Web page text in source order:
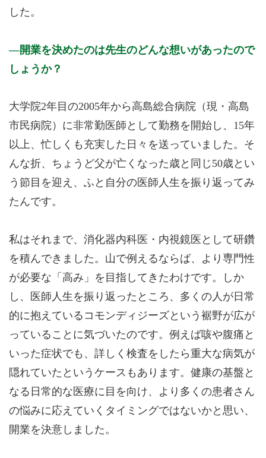
した。
開業を決めたのは先生のどんな想いがあったので
しょうか？
大学院2年目の2005年から高島総合病院（現・高島
市民病院）に非常勤医師として勤務を開始し、15年
以上、忙しくも充実した日々を送っていました。そ
んな折、ちょうど父が亡くなった歳と同じ50歳とい
う節目を迎え、ふと自分の医師人生を振り返ってみ
たんです。
私はそれまで、消化器内科医・内視鏡医として研鑽
を積んできました。山で例えるならば、より専門性
が必要な「高み」を目指してきたわけです。しか
し、医師人生を振り返ったところ、多くの人が日常
的に抱えているコモンディジーズという裾野が広が
っていることに気づいたのです。例えば咳や腹痛と
いった症状でも、詳しく検査をしたら重大な病気が
隠れていたというケースもあります。健康の基盤と
なる日常的な医療に目を向け、より多くの患者さん
の悩みに応えていくタイミングではないかと思い、
開業を決意しました。